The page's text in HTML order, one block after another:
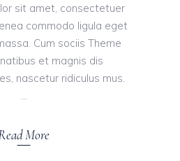
sit amet, consectetuer
commodo ligula eget
Cum sociis Theme
et magnis dis
nascetur ridiculus mus.
More